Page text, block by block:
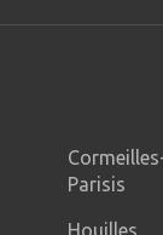
Parisis
Houilles